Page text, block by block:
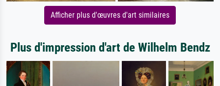
Afficher plus d'œuvres d'art similaires
Plus d'impression d'art de Wilhelm Bendz